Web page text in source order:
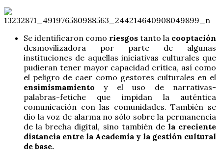
Se identificaron como riesgos tanto la cooptación
desmovilizadora por parte de algunas
instituciones de aquellas iniciativas culturales que
pudieran tener mayor capacidad crítica, así como
el peligro de caer como gestores culturales en el
ensimismamiento y el uso de narrativas-
palabras-fetiche que impidan la auténtica
comunicación con las comunidades. También se
dio la voz de alarma no sólo sobre la permanencia
de la brecha digital, sino también de la creciente
distancia entre la Academia y la gestión cultural
de base.